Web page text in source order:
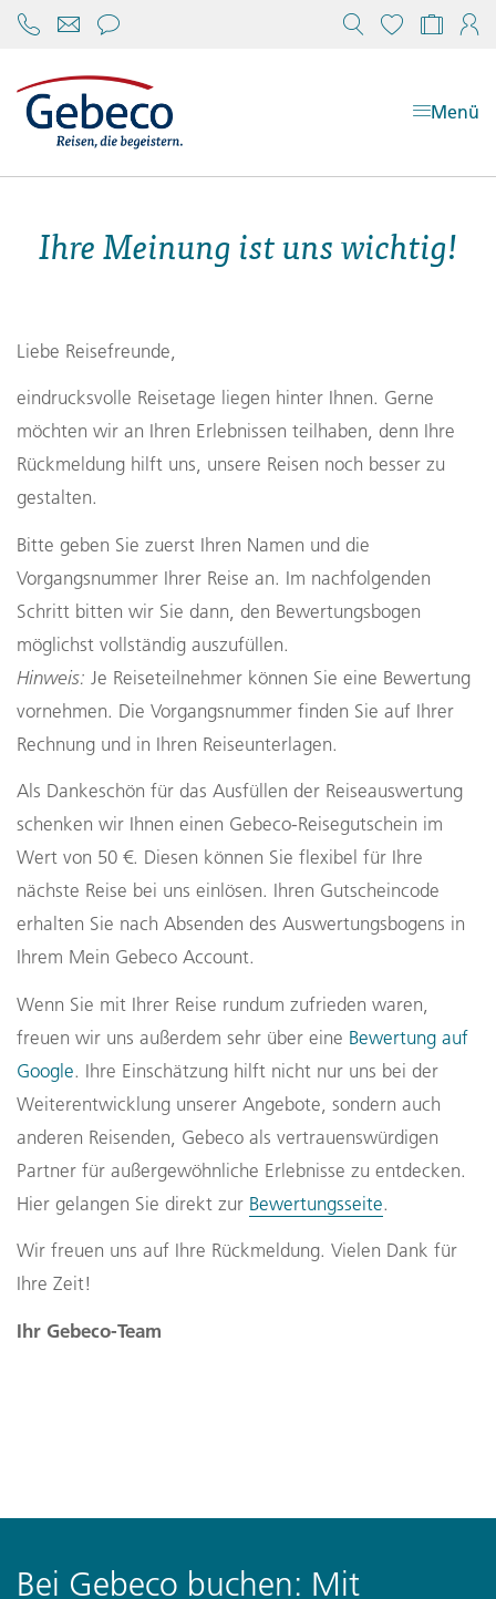
Chat öffnen Mein
Menü
Ihre Meinung ist uns wichtig!
Liebe Reisefreunde,
eindrucksvolle Reisetage liegen hinter Ihnen. Gerne
möchten wir an Ihren Erlebnissen teilhaben, denn Ihre
Rückmeldung hilft uns, unsere Reisen noch besser zu
gestalten.
Bitte geben Sie zuerst Ihren Namen und die
Vorgangsnummer Ihrer Reise an. Im nachfolgenden
Schritt bitten wir Sie dann, den Bewertungsbogen
möglichst vollständig auszufüllen.
Hinweis: Je Reiseteilnehmer können Sie eine Bewertung
vornehmen. Die Vorgangsnummer finden Sie auf Ihrer
Rechnung und in Ihren Reiseunterlagen.
Als Dankeschön für das Ausfüllen der Reiseauswertung
schenken wir Ihnen einen Gebeco-Reisegutschein im
Wert von 50 €. Diesen können Sie flexibel für Ihre
nächste Reise bei uns einlösen. Ihren Gutscheincode
erhalten Sie nach Absenden des Auswertungsbogens in
Ihrem Mein Gebeco Account.
Wenn Sie mit Ihrer Reise rundum zufrieden waren,
freuen wir uns außerdem sehr über eine Bewertung auf
Google. Ihre Einschätzung hilft nicht nur uns bei der
Weiterentwicklung unserer Angebote, sondern auch
anderen Reisenden, Gebeco als vertrauenswürdigen
Partner für außergewöhnliche Erlebnisse zu entdecken.
Hier gelangen Sie direkt zur Bewertungsseite.
Wir freuen uns auf Ihre Rückmeldung. Vielen Dank für
Ihre Zeit!
Ihr Gebeco-Team
Bei Gebeco buchen: Mit